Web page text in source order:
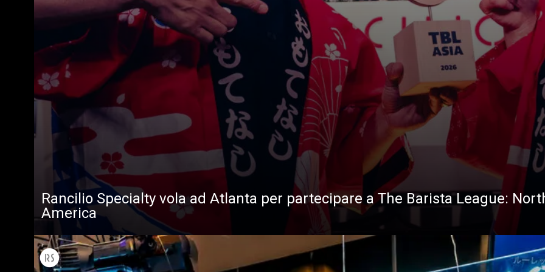
Rancilio Specialty vola ad Atlanta per partecipare a The Barista League:
America